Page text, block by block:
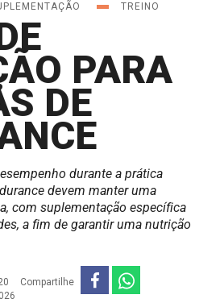
TREINO
PARA
DE
durante a prática
devem manter uma
com suplementação específica
a fim de garantir uma nutrição
Compartilhe